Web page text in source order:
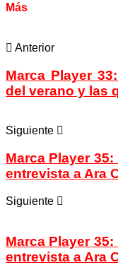
Más
Anterior
Marca Player
del verano y las
Siguiente
Marca Player
entrevista a Ara
Siguiente
Marca Player
entrevista a Ara